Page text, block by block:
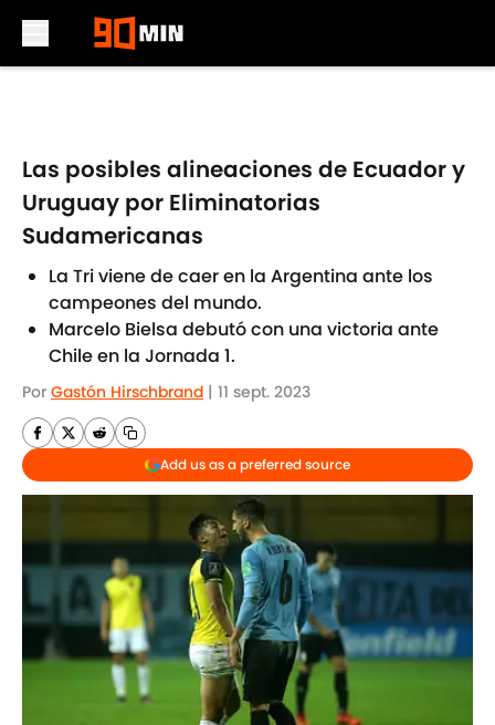
Las posibles alineaciones de Ecuador y
Uruguay por Eliminatorias
Sudamericanas
La Tri viene de caer en la Argentina ante los
campeones del mundo.
Marcelo Bielsa debutó con una victoria ante
Chile en la Jornada 1.
Por Gastón Hirschbrand | 11 sept. 2023
Add us as a preferred source